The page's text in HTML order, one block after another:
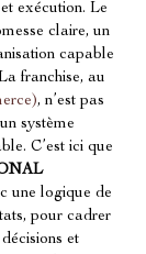
exécution. Le
claire, un
capable
franchise, au
, n’est pas
système
C’est ici que
une logique de
pour cadrer
et